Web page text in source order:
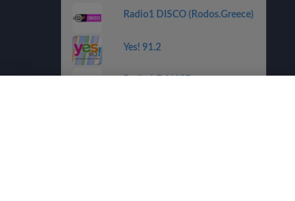
Radio1 DISCO (Rodos.Greece)
Yes! 91.2